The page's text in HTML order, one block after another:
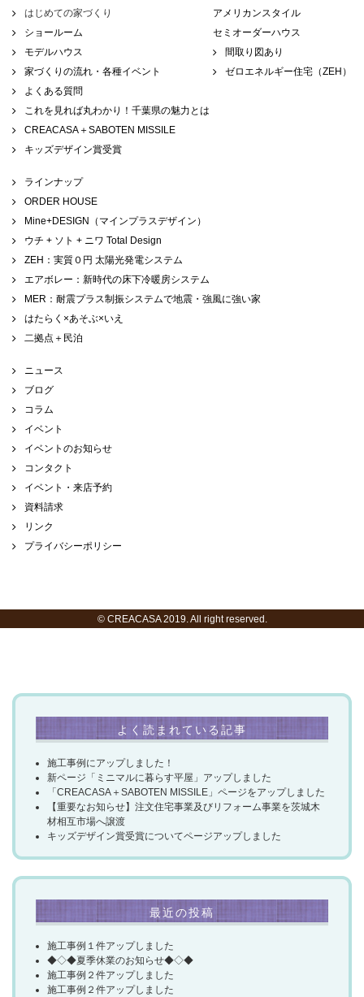
よく読まれている記事
施工事例にアップしました！
新ページ「ミニマルに暮らす平屋」アップしました
「CREACASA＋SABOTEN MISSILE」ページをアップしました
【重要なお知らせ】注文住宅事業及びリフォーム事業を茨城木
材相互市場へ譲渡
キッズデザイン賞受賞についてページアップしました
最近の投稿
施工事例１件アップしました
◆◇◆夏季休業のお知らせ◆◇◆
施工事例２件アップしました
施工事例２件アップしました
はじめての家づくり
ショールーム
モデルハウス
家づくりの流れ・各種イベント
よくある質問
これを見れば丸わかり！千葉県の魅力とは
CREACASA＋SABOTEN MISSILE
キッズデザイン賞受賞
アメリカンスタイル
セミオーダーハウス
間取り図あり
ゼロエネルギー住宅（ZEH）
ラインナップ
ORDER HOUSE
Mine+DESIGN（マインプラスデザイン）
ウチ + ソト + ニワ Total Design
ZEH：実質０円 太陽光発電システム
エアボレー：新時代の床下冷暖房システム
MER：耐震プラス制振システムで地震・強風に強い家
はたらく×あそぶ×いえ
二拠点＋民泊
ニュース
ブログ
コラム
イベント
イベントのお知らせ
コンタクト
イベント・来店予約
資料請求
リンク
プライバシーポリシー
© CREACASA 2019. All right reserved.